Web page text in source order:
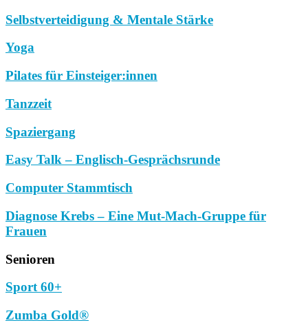
Selbstverteidigung & Mentale Stärke
Yoga
Pilates für Einsteiger:innen
Tanzzeit
Spaziergang
Easy Talk – Englisch-Gesprächsrunde
Computer Stammtisch
Diagnose Krebs – Eine Mut-Mach-Gruppe für
Frauen
Senioren
Sport 60+
Zumba Gold®